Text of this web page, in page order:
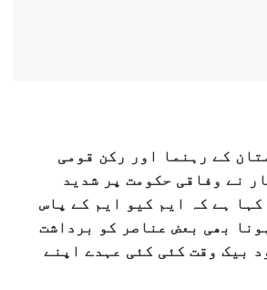
کے رہنما اور رکن قومی
نے وفاقی حکومت پر شدید
ہے کہ ایم کیو ایم کے پاس
بھی بعض عناصر کو برداشت
بیک وقت کئی کئی عہدے اپنے